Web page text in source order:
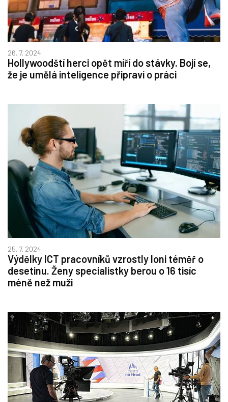
26. 7. 2024
Hollywoodští herci opět míří do stávky. Bojí se,
že je umělá inteligence připraví o práci
25. 7. 2024
Výdělky ICT pracovníků vzrostly loni téměř o
desetinu. Ženy specialistky berou o 16 tisíc
méně než muži